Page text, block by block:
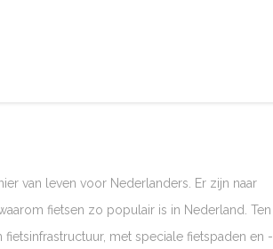
van leven voor Nederlanders. Er zijn naar
fietsen zo populair is in Nederland. Ten
met speciale fietspaden en -